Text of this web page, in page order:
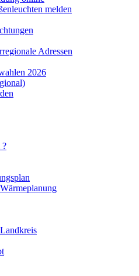
melden
Adressen
2026
?